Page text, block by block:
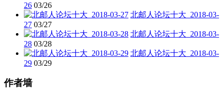
26 03/26
北邮人论坛十大_2018-03-
27 03/27
北邮人论坛十大_2018-03-
28 03/28
北邮人论坛十大_2018-03-
29 03/29
作者墙